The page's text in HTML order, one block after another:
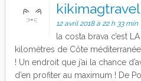
kikimagtravel
12 avril 2018 à 22 h 33 min
la costa brava c’est
kilomètres de Côte
! Un endroit que j’ai la chance
d’en profiter au maximum ! De